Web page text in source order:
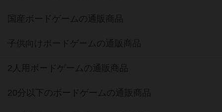
国産ボードゲームの通販商品
子供向けボードゲームの通販商品
2人用ボードゲームの通販商品
20分以下のボードゲームの通販商品